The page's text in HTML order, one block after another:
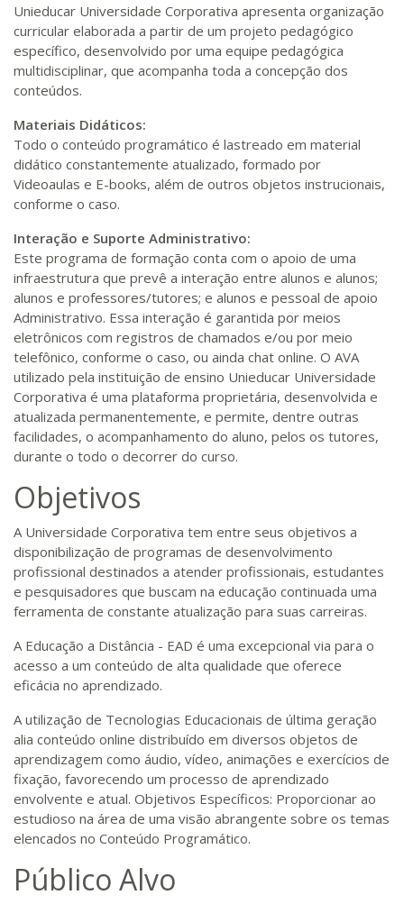
Unieducar Universidade Corporativa apresenta organização
curricular elaborada a partir de um projeto pedagógico
específico, desenvolvido por uma equipe pedagógica
multidisciplinar, que acompanha toda a concepção dos
conteúdos.
Materiais Didáticos:
Todo o conteúdo programático é lastreado em material
didático constantemente atualizado, formado por
Videoaulas e E-books, além de outros objetos instrucionais,
conforme o caso.
Interação e Suporte Administrativo:
Este programa de formação conta com o apoio de uma
infraestrutura que prevê a interação entre alunos e alunos;
alunos e professores/tutores; e alunos e pessoal de apoio
Administrativo. Essa interação é garantida por meios
eletrônicos com registros de chamados e/ou por meio
telefônico, conforme o caso, ou ainda chat online. O AVA
utilizado pela instituição de ensino Unieducar Universidade
Corporativa é uma plataforma proprietária, desenvolvida e
atualizada permanentemente, e permite, dentre outras
facilidades, o acompanhamento do aluno, pelos os tutores,
durante o todo o decorrer do curso.
Objetivos
A Universidade Corporativa tem entre seus objetivos a
disponibilização de programas de desenvolvimento
profissional destinados a atender profissionais, estudantes
e pesquisadores que buscam na educação continuada uma
ferramenta de constante atualização para suas carreiras.
A Educação a Distância - EAD é uma excepcional via para o
acesso a um conteúdo de alta qualidade que oferece
eficácia no aprendizado.
A utilização de Tecnologias Educacionais de última geração
alia conteúdo online distribuído em diversos objetos de
aprendizagem como áudio, vídeo, animações e exercícios de
fixação, favorecendo um processo de aprendizado
envolvente e atual. Objetivos Específicos: Proporcionar ao
estudioso na área de uma visão abrangente sobre os temas
elencados no Conteúdo Programático.
Público Alvo